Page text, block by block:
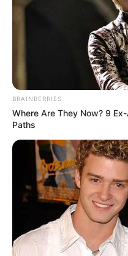
BRAINBERRIES
Where Are They Now? 9
Paths